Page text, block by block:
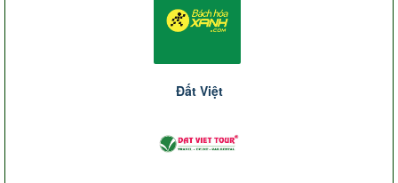
Đất Việt